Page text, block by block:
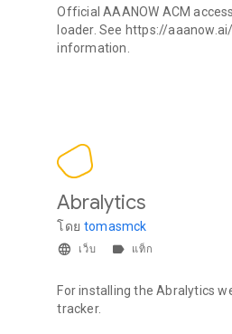
Official AAANOW ACM
loader. See https://
information.
Abralytics
โดย tomasmck
เว็บ แท็ก
For installing the Abralytics
tracker.